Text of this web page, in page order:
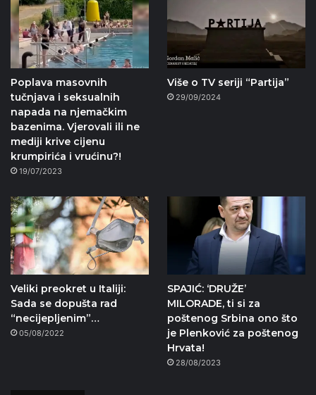
Poplava masovnih
tučnjava i seksualnih
napada na njemačkim
bazenima. Vjerovali ili ne
mediji krive cijenu
krumpirića i vrućinu?!
19/07/2023
Više o TV seriji “Partija”
29/09/2024
Veliki preokret u Italiji:
Sada se dopušta rad
“necijepljenim”…
05/08/2022
SPAJIĆ: ‘DRUŽE’
MILORADE, ti si za
poštenog Srbina ono što
je Plenković za poštenog
Hrvata!
28/08/2023